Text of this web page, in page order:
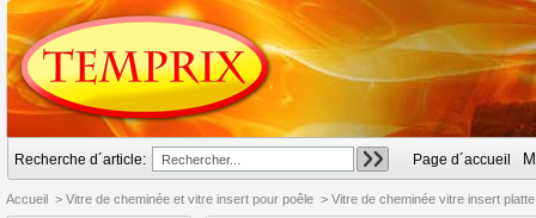
Recherche d´article: Page d´accueil
Accueil > Vitre de cheminée et vitre insert pour poêle > Vitre de cheminée vitre insert